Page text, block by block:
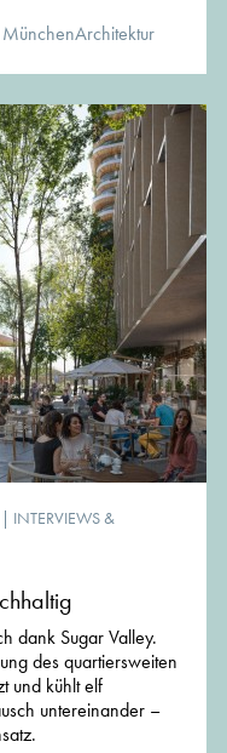
| INTERVIEWS &
dank Sugar Valley.
des quartiersweiten
und kühlt elf
untereinander –